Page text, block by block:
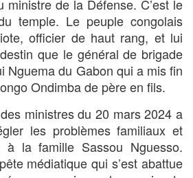
ministre de la Défense. C’est le
temple. Le peuple congolais
officier de haut rang, et lui
que le général de brigade
Nguema du Gabon qui a mis fin
Ondimba de père en fils.
ministres du 20 mars 2024 a
les problèmes familiaux et
à la famille Sassou Nguesso.
médiatique qui s’est abattue